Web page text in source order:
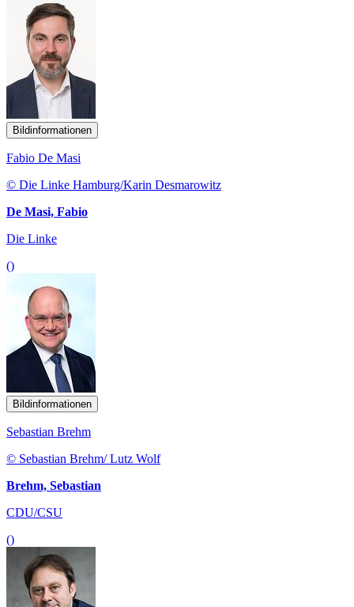
Bildinformationen
Fabio De Masi
© Die Linke Hamburg/Karin Desmarowitz
De Masi, Fabio
Die Linke
()
Bildinformationen
Sebastian Brehm
© Sebastian Brehm/ Lutz Wolf
Brehm, Sebastian
CDU/CSU
()